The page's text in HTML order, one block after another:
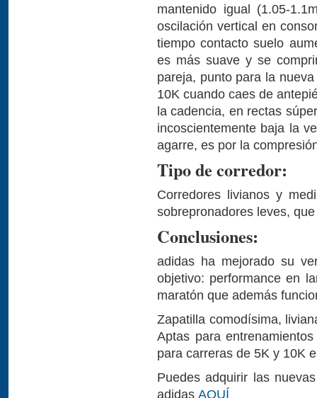
mantenido igual (1.05-
oscilación vertical en
tiempo contacto suelo
es más suave y se
pareja, punto para la
10K cuando caes de
la cadencia, en rectas
incoscientemente baja la
agarre, es por la
Tipo de corredor:
Corredores livianos y
sobrepronadores leves,
Conclusiones:
adidas ha mejorado su
objetivo: performance en
maratón que además
Zapatilla comodísima,
Aptas para
para carreras de 5K y 10K
Puedes adquirir las
adidas AQUÍ